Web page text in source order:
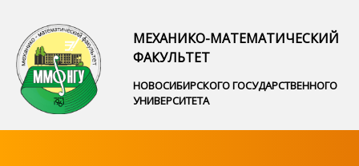
МЕХАНИКО-МАТЕМАТИЧЕСКИЙ
ФАКУЛЬТЕТ
НОВОСИБИРСКОГО ГОСУДАРСТВЕННОГО
УНИВЕРСИТЕТА